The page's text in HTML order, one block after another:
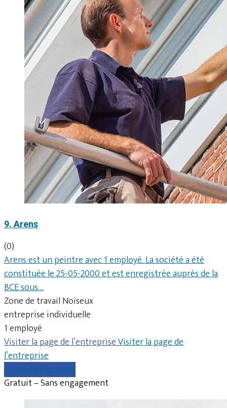
9. Arens
(0)
Arens est un peintre avec 1 employé. La société a été
constituée le 25-05-2000 et est enregistrée auprès de la
BCE sous…
Zone de travail Noiseux
entreprise individuelle
1 employé
Visiter la page de l’entrepriseVisiter la page de
l’entreprise
Comparer les devis
Gratuit – Sans engagement